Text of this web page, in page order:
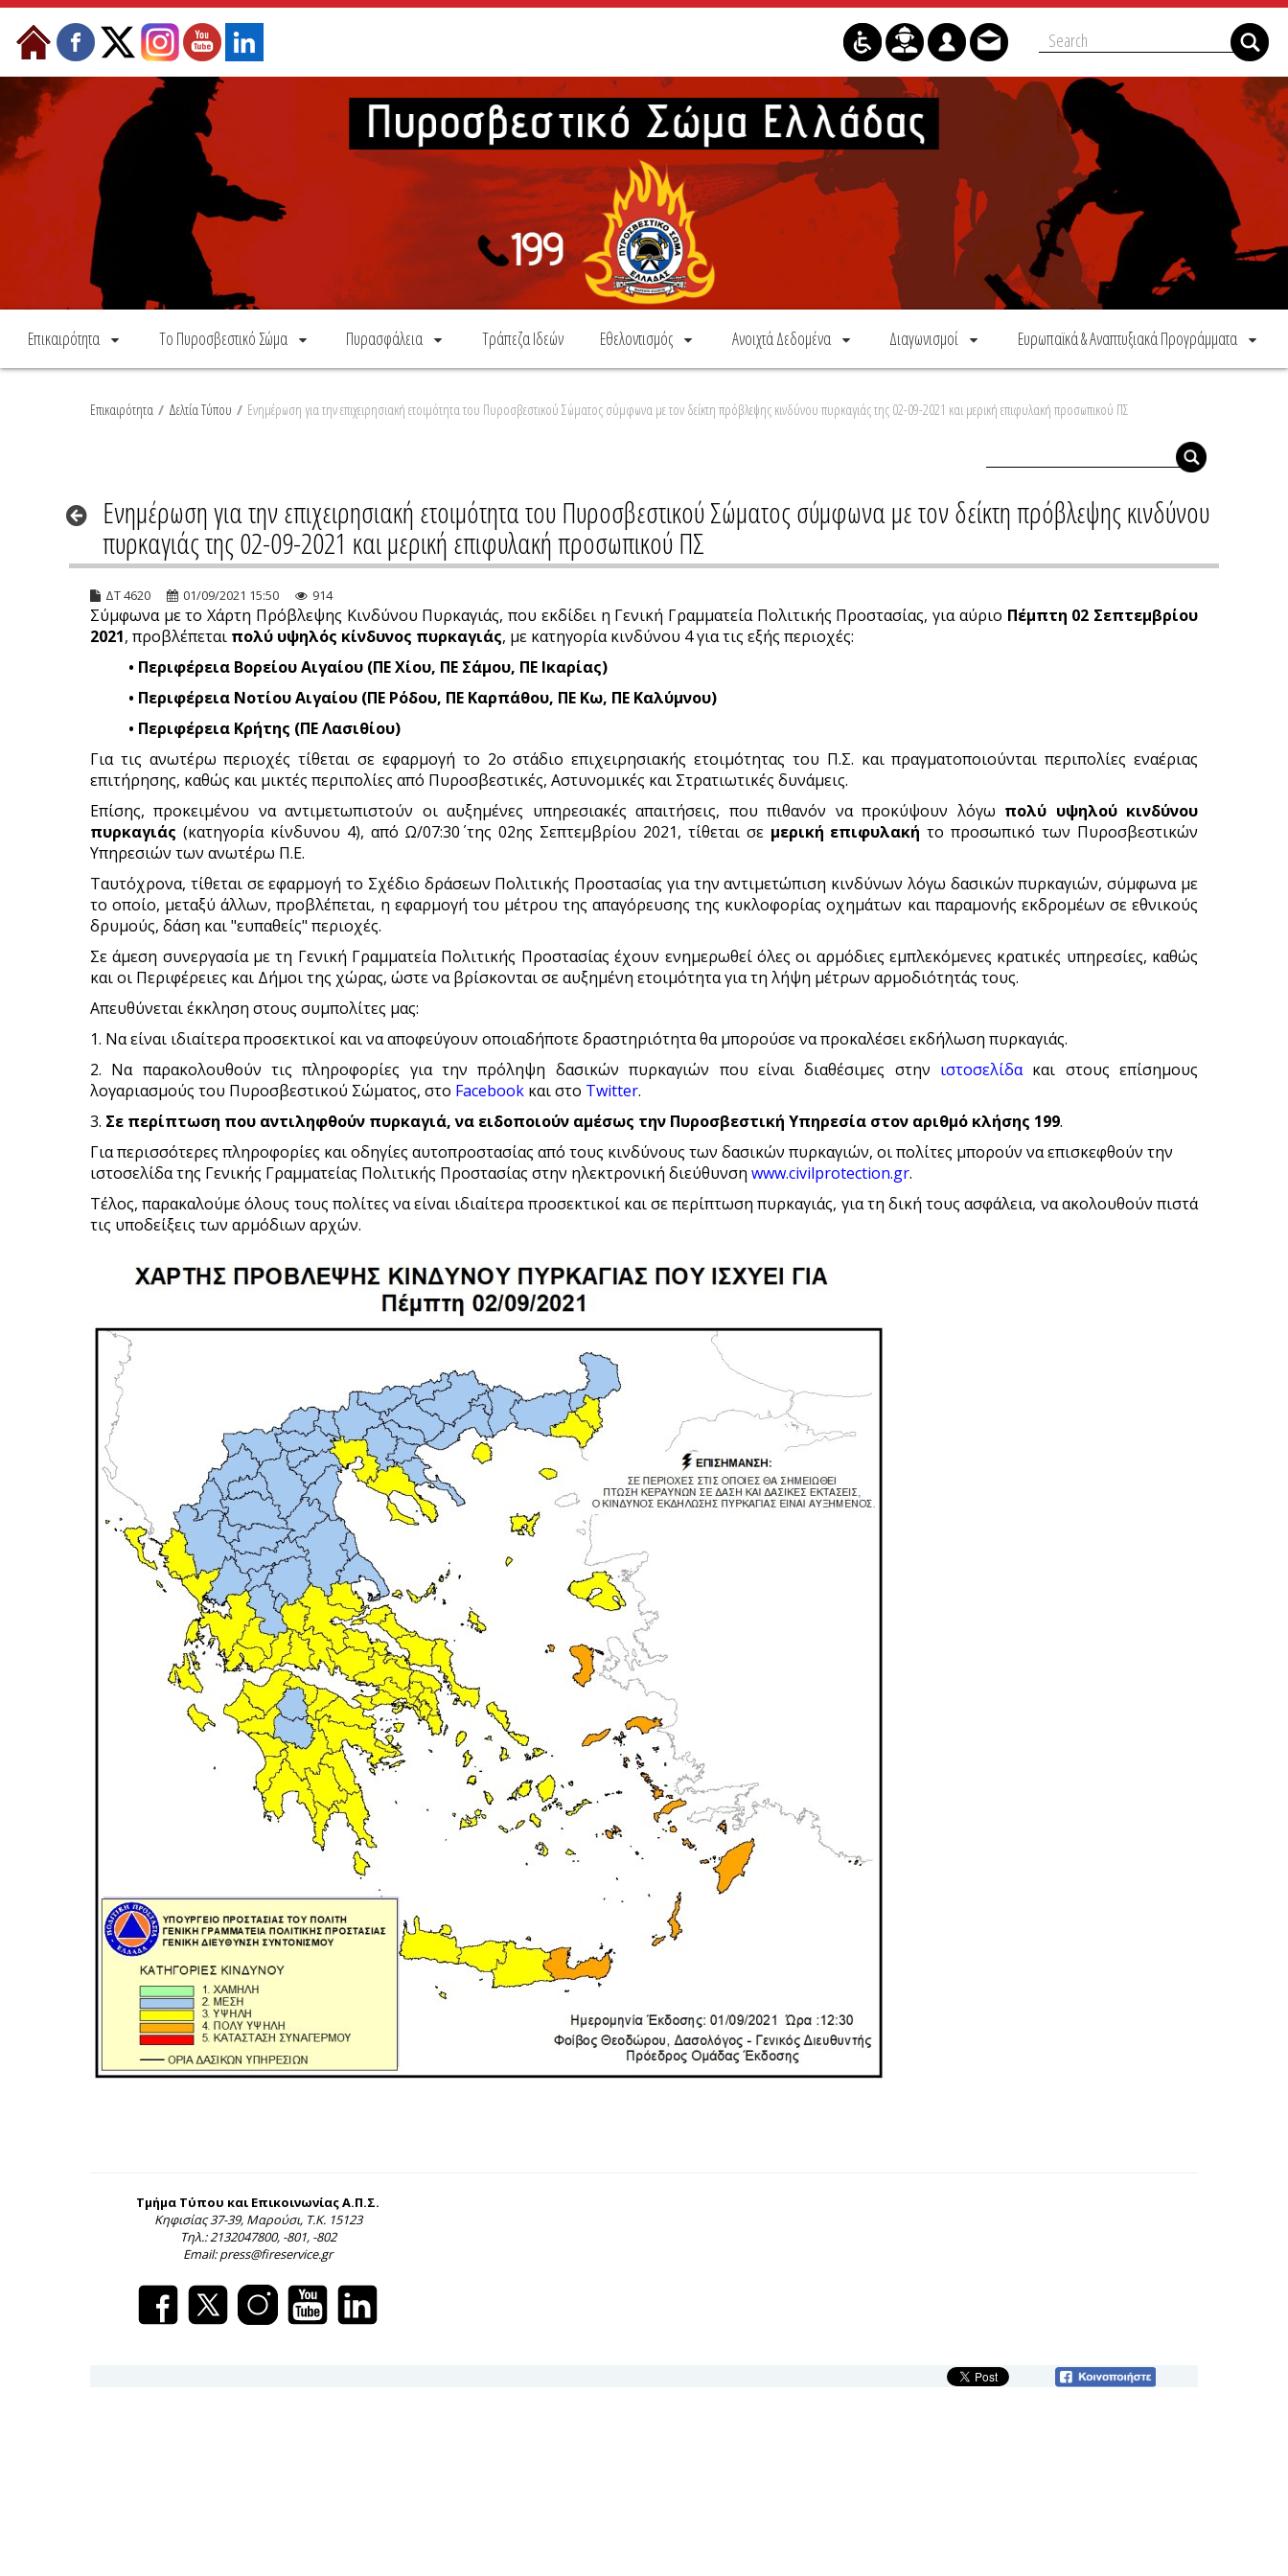
Skip to Content
Επικαιρότητα Το Πυροσβεστικό Σώμα Πυρασφάλεια Τράπεζα Ιδεών Εθελοντισμός Ανοιχτά Δεδομένα Διαγωνισμοί Ευρωπαϊκά & Αναπτυξιακά Προγράμματα
Επικαιρότητα / Δελτία Τύπου / Ενημέρωση για την επιχειρησιακή ετοιμότητα του Πυροσβεστικού Σώματος σύμφωνα με τον δείκτη πρόβλεψης κινδύνου πυρκαγιάς της 02-09-2021 και μερική επιφυλακή προσωπικού ΠΣ
Ενημέρωση για την επιχειρησιακή ετοιμότητα του Πυροσβεστικού Σώματος σύμφωνα με τον δείκτη πρόβλεψης κινδύνου
πυρκαγιάς της 02-09-2021 και μερική επιφυλακή προσωπικού ΠΣ
ΔΤ 4620 01/09/2021 15:50 914
Σύμφωνα με το Χάρτη Πρόβλεψης Κινδύνου Πυρκαγιάς, που εκδίδει η Γενική Γραμματεία Πολιτικής Προστασίας, για αύριο Πέμπτη 02 Σεπτεμβρίου
2021, προβλέπεται πολύ υψηλός κίνδυνος πυρκαγιάς, με κατηγορία κινδύνου 4 για τις εξής περιοχές:
• Περιφέρεια Βορείου Αιγαίου (ΠΕ Χίου, ΠΕ Σάμου, ΠΕ Ικαρίας)
• Περιφέρεια Νοτίου Αιγαίου (ΠΕ Ρόδου, ΠΕ Καρπάθου, ΠΕ Κω, ΠΕ Καλύμνου)
• Περιφέρεια Κρήτης (ΠΕ Λασιθίου)
Για τις ανωτέρω περιοχές τίθεται σε εφαρμογή το 2ο στάδιο επιχειρησιακής ετοιμότητας του Π.Σ. και πραγματοποιούνται περιπολίες εναέριας
επιτήρησης, καθώς και μικτές περιπολίες από Πυροσβεστικές, Αστυνομικές και Στρατιωτικές δυνάμεις.
Επίσης, προκειμένου να αντιμετωπιστούν οι αυξημένες υπηρεσιακές απαιτήσεις, που πιθανόν να προκύψουν λόγω πολύ υψηλού κινδύνου
πυρκαγιάς (κατηγορία κίνδυνου 4), από Ω/07:30΄ της 02ης Σεπτεμβρίου 2021, τίθεται σε μερική επιφυλακή το προσωπικό των Πυροσβεστικών
Υπηρεσιών των ανωτέρω Π.Ε.
Ταυτόχρονα, τίθεται σε εφαρμογή το Σχέδιο δράσεων Πολιτικής Προστασίας για την αντιμετώπιση κινδύνων λόγω δασικών πυρκαγιών, σύμφωνα με
το οποίο, μεταξύ άλλων, προβλέπεται, η εφαρμογή του μέτρου της απαγόρευσης της κυκλοφορίας οχημάτων και παραμονής εκδρομέων σε εθνικούς
δρυμούς, δάση και "ευπαθείς" περιοχές.
Σε άμεση συνεργασία με τη Γενική Γραμματεία Πολιτικής Προστασίας έχουν ενημερωθεί όλες οι αρμόδιες εμπλεκόμενες κρατικές υπηρεσίες, καθώς
και οι Περιφέρειες και Δήμοι της χώρας, ώστε να βρίσκονται σε αυξημένη ετοιμότητα για τη λήψη μέτρων αρμοδιότητάς τους.
Απευθύνεται έκκληση στους συμπολίτες μας:
1. Να είναι ιδιαίτερα προσεκτικοί και να αποφεύγουν οποιαδήποτε δραστηριότητα θα μπορούσε να προκαλέσει εκδήλωση πυρκαγιάς.
2. Να παρακολουθούν τις πληροφορίες για την πρόληψη δασικών πυρκαγιών που είναι διαθέσιμες στην ιστοσελίδακαι στους επίσημους
λογαριασμούς του Πυροσβεστικού Σώματος, στο Facebook και στο Twitter.
3. Σε περίπτωση που αντιληφθούν πυρκαγιά, να ειδοποιούν αμέσως την Πυροσβεστική Υπηρεσία στον αριθμό κλήσης 199.
Για περισσότερες πληροφορίες και οδηγίες αυτοπροστασίας από τους κινδύνους των δασικών πυρκαγιών, οι πολίτες μπορούν να επισκεφθούν την
ιστοσελίδα της Γενικής Γραμματείας Πολιτικής Προστασίας στην ηλεκτρονική διεύθυνση www.civilprotection.gr.
Τέλος, παρακαλούμε όλους τους πολίτες να είναι ιδιαίτερα προσεκτικοί και σε περίπτωση πυρκαγιάς, για τη δική τους ασφάλεια, να ακολουθούν πιστά
τις υποδείξεις των αρμόδιων αρχών.
Τμήμα Τύπου και Επικοινωνίας Α.Π.Σ.
Κηφισίας 37-39, Μαρούσι, Τ.Κ. 15123
Τηλ.: 2132047800, -801, -802
Email: press@fireservice.gr